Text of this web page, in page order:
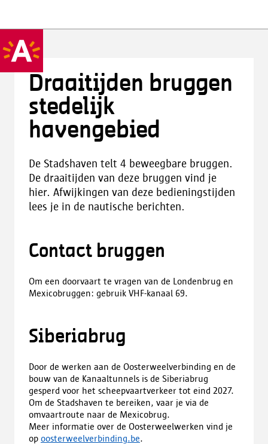
Draaitijden bruggen
stedelijk
havengebied
De Stadshaven telt 4 beweegbare bruggen.
De draaitijden van deze bruggen vind je
hier. Afwijkingen van deze bedieningstijden
lees je in de nautische berichten.
Contact bruggen
Om een doorvaart te vragen van de Londenbrug en
Mexicobruggen: gebruik VHF-kanaal 69.
Siberiabrug
Door de werken aan de Oosterweelverbinding en de
bouw van de Kanaaltunnels is de Siberiabrug
gesperd voor het scheepvaartverkeer tot eind 2027.
Om de Stadshaven te bereiken, vaar je via de
omvaartroute naar de Mexicobrug.
Meer informatie over de Oosterweelwerken vind je
op oosterweelverbinding.be.